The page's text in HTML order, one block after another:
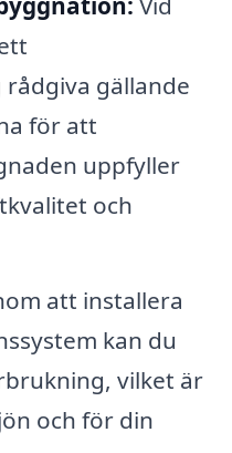
gällande
för att
uppfyller
och
att installera
kan du
vilket är
och för din